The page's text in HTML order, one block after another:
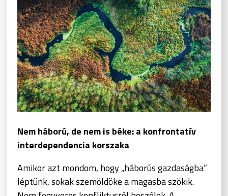
Nem háború, de nem is béke: a konfrontatív
interdependencia korszaka
Amikor azt mondom, hogy „háborús gazdaságba”
léptünk, sokak szemöldöke a magasba szökik.